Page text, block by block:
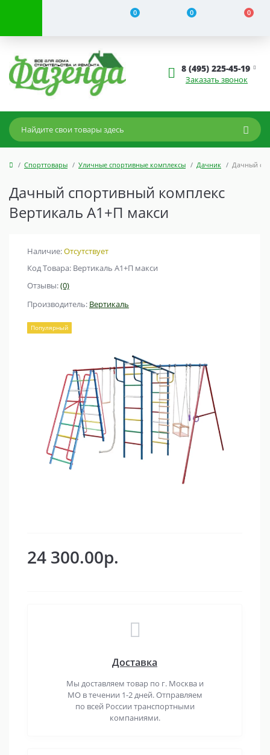
0 0 0
8 (495) 225-45-19
Заказать звонок
Спорттовары Уличные спортивные комплексы Дачник Дачный
Дачный спортивный комплекс
Вертикаль А1+П макси
Наличие:Отсутствует
Код Товара: Вертикаль А1+П макси
Отзывы:(0)
Производитель: Вертикаль
Популярный
24 300.00р.
Доставка
Мы доставляем товар по г. Москва и
МО в течении 1-2 дней. Отправляем
по всей России транспортными
компаниями.